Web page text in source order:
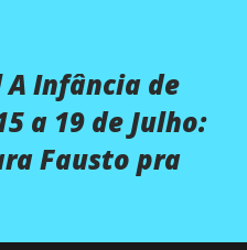
A Infância de
a 19 de Julho:
Fausto pra